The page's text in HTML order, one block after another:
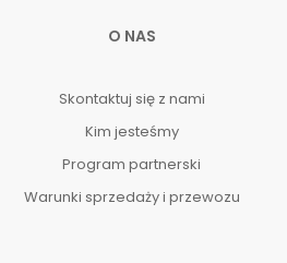
O NAS
Skontaktuj się z nami
Kim jesteśmy
Program partnerski
Warunki sprzedaży i przewozu